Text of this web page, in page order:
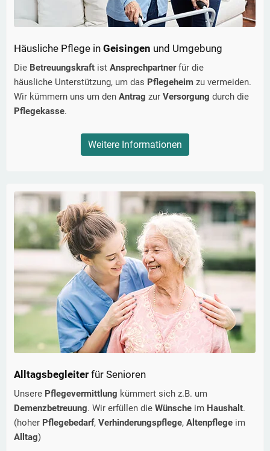
Häusliche Pflege in Geisingen und Umgebung
Die Betreuungskraft ist Ansprechpartnerfür die
häusliche Unterstützung, um das Pflegeheim zu vermeiden.
Wir kümmern uns um den Antrag zur Versorgung durch die
Pflegekasse.
Weitere Informationen
Alltagsbegleiter für Senioren
Unsere Pflegevermittlung kümmert sich z.B. um
Demenzbetreuung. Wir erfüllen die Wünsche im Haushalt.
(hoher Pflegebedarf, Verhinderungspflege, Altenpflege im
Alltag)